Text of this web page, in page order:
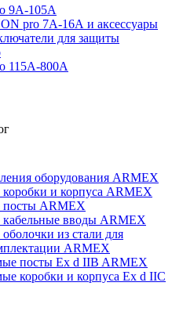
9А-105А
pro 7А-16А и аксессуары
для защиты
115А-800А
оборудования ARMEX
и корпуса ARMEX
ARMEX
вводы ARMEX
из стали для
ARMEX
посты Ex d IIB ARMEX
коробки и корпуса Ex d IIС